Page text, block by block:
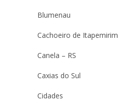
Blumenau
Cachoeiro de Itapemirim
Canela – RS
Caxias do Sul
Cidades